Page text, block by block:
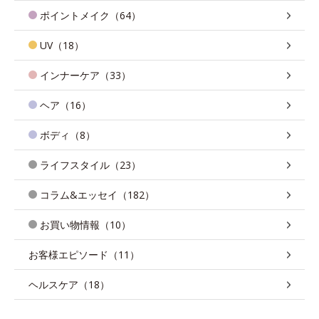
ポイントメイク（64）
UV（18）
インナーケア（33）
ヘア（16）
ボディ（8）
ライフスタイル（23）
コラム&エッセイ（182）
お買い物情報（10）
お客様エピソード（11）
ヘルスケア（18）